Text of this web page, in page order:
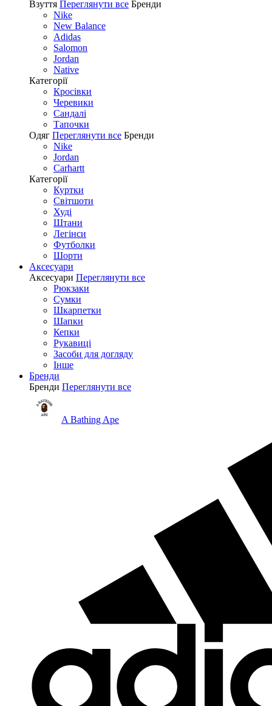
Взуття Переглянути все Бренди
Nike
New Balance
Adidas
Salomon
Jordan
Native
Категорії
Кросівки
Черевики
Сандалі
Tапочки
Одяг Переглянути все Бренди
Nike
Jordan
Carhartt
Категорії
Куртки
Світшоти
Худі
Штани
Легінси
Футболки
Шорти
Аксесуари
Аксесуари Переглянути все
Рюкзаки
Сумки
Шкарпетки
Шапки
Кепки
Рукавиці
Засоби для догляду
Інше
Бренди
Бренди Переглянути все
A Bathing Ape